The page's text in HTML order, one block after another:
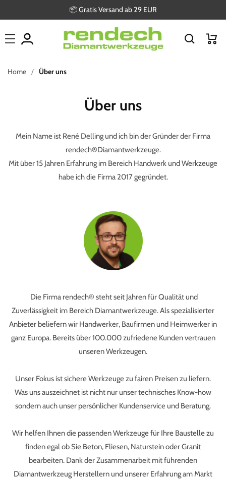
Inhalt
📦 Gratis Versand ab 29 EUR
Home Über uns
Über uns
Mein Name ist René Delling und ich bin der Gründer der Firma
rendech®Diamantwerkzeuge.
Mit über 15 Jahren Erfahrung im Bereich Handwerk und Werkzeuge
habe ich die Firma 2017 gegründet.
Die Firma rendech® steht seit Jahren für Qualität und
Zuverlässigkeit im Bereich Diamantwerkzeuge. Als spezialisierter
Anbieter beliefern wir Handwerker, Baufirmen und Heimwerker in
ganz Europa. Bereits über 100.000 zufriedene Kunden vertrauen
unseren Werkzeugen.
Unser Fokus ist sichere Werkzeuge zu fairen Preisen zu liefern.
Was uns auszeichnet ist nicht nur unser technisches Know-how
sondern auch unser persönlicher Kundenservice und Beratung.
Wir helfen Ihnen die passenden Werkzeuge für Ihre Baustelle zu
finden egal ob Sie Beton, Fliesen, Naturstein oder Granit
bearbeiten. Dank der Zusammenarbeit mit führenden
Diamantwerkzeug Herstellern und unserer Erfahrung am Markt